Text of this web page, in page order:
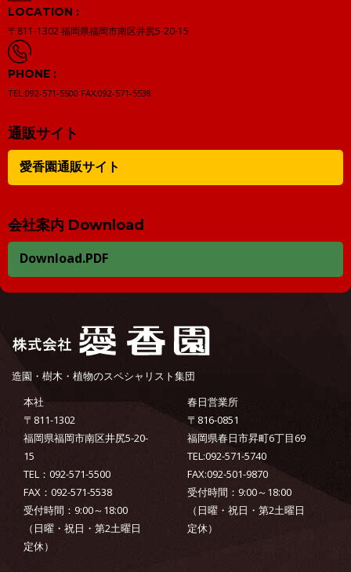
LOCATION :
〒811-1302福岡県福岡市南区井尻5-20-15
PHONE :
TEL:092-571-5500 FAX:092-571-5538
通販サイト
愛香園通販サイト
会社案内 Download
Download.PDF
造園・樹木・植物のスペシャリスト集団
本社
〒811-1302
福岡県福岡市南区井尻5-20-
15
TEL：092-571-5500
FAX：092-571-5538
受付時間：9:00～18:00
（日曜・祝日・第2土曜日
定休）
春日営業所
〒816-0851
福岡県春日市昇町6丁目69
TEL:092-571-5740
FAX:092-501-9870
受付時間：9:00～18:00
（日曜・祝日・第2土曜日
定休）